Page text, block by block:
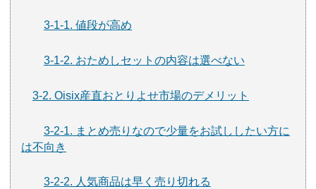
3-1-1. 値段が高め
3-1-2. おためしセットの内容は選べない
3-2. Oisix産直おとりよせ市場のデメリット
3-2-1. まとめ売りなので少量をお試ししたい方に
は不向き
3-2-2. 人気商品は早く売り切れる